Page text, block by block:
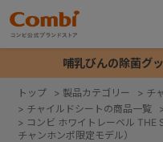
哺乳びんの除菌グ
トップ > 製品カテゴリー > チ
> チャイルドシートの商品一覧
> コンビ ホワイトレーベル THE
チャンホンポ限定モデル）